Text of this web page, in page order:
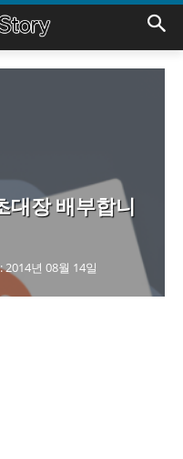
대장 배부합니
2014년 08월 14일